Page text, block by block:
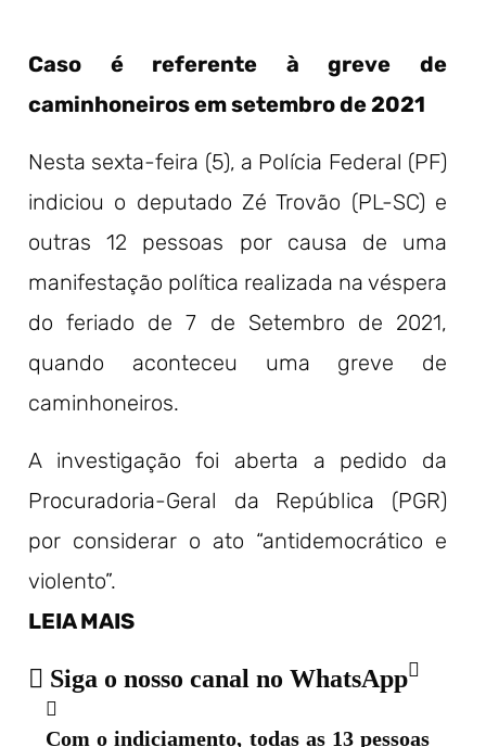
Caso é referente à greve de
caminhoneiros em setembro de 2021
Nesta sexta-feira (5), a Polícia Federal (PF)
indiciou o deputado Zé Trovão (PL-SC) e
outras 12 pessoas por causa de uma
manifestação política realizada na véspera
do feriado de 7 de Setembro de 2021,
quando aconteceu uma greve de
caminhoneiros.
A investigação foi aberta a pedido da
Procuradoria-Geral da República (PGR)
por considerar o ato “antidemocrático e
violento”.
LEIA MAIS
Siga o nosso canal no WhatsApp
Com o indiciamento, todas as 13 pessoas